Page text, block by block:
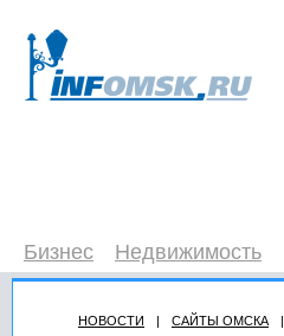
Бизнес Недвижимость
НОВОСТИ | САЙТЫ ОМСКА |